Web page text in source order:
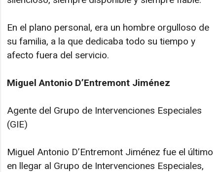
En el plano personal, era un hombre orgulloso de
su familia, a la que dedicaba todo su tiempo y
afecto fuera del servicio.
Miguel Antonio D’Entremont Jiménez
Agente del Grupo de Intervenciones Especiales
(GIE)
Miguel Antonio D’Entremont Jiménez fue el último
en llegar al Grupo de Intervenciones Especiales,